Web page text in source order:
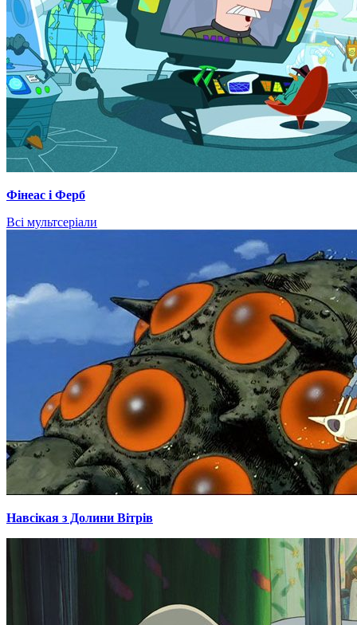
Фінеас і Ферб
Всі мультсеріали
Навсікая з Долини Вітрів